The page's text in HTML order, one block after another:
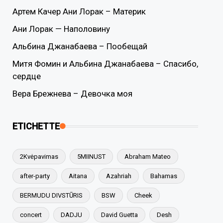
Артем Качер Ани Лорак – Материк
Ани Лорак — Наполовину
Альбина Джанабаева – Пообещай
Митя Фомин и Альбина Джанабаева – Спасибо,
сердце
Вера Брежнева – Девочка моя
ETICHETTE
2Kvėpavimas 5MIINUST Abraham Mateo
after-party Aitana Azahriah Bahamas
BERMUDU DIVSTŪRIS BSW Cheek
concert DADJU David Guetta Desh